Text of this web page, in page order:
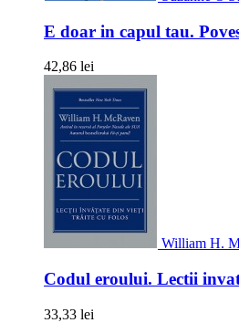
E doar in capul tau.
42,86 lei
William H.
Codul eroului. Lectii
33,33 lei